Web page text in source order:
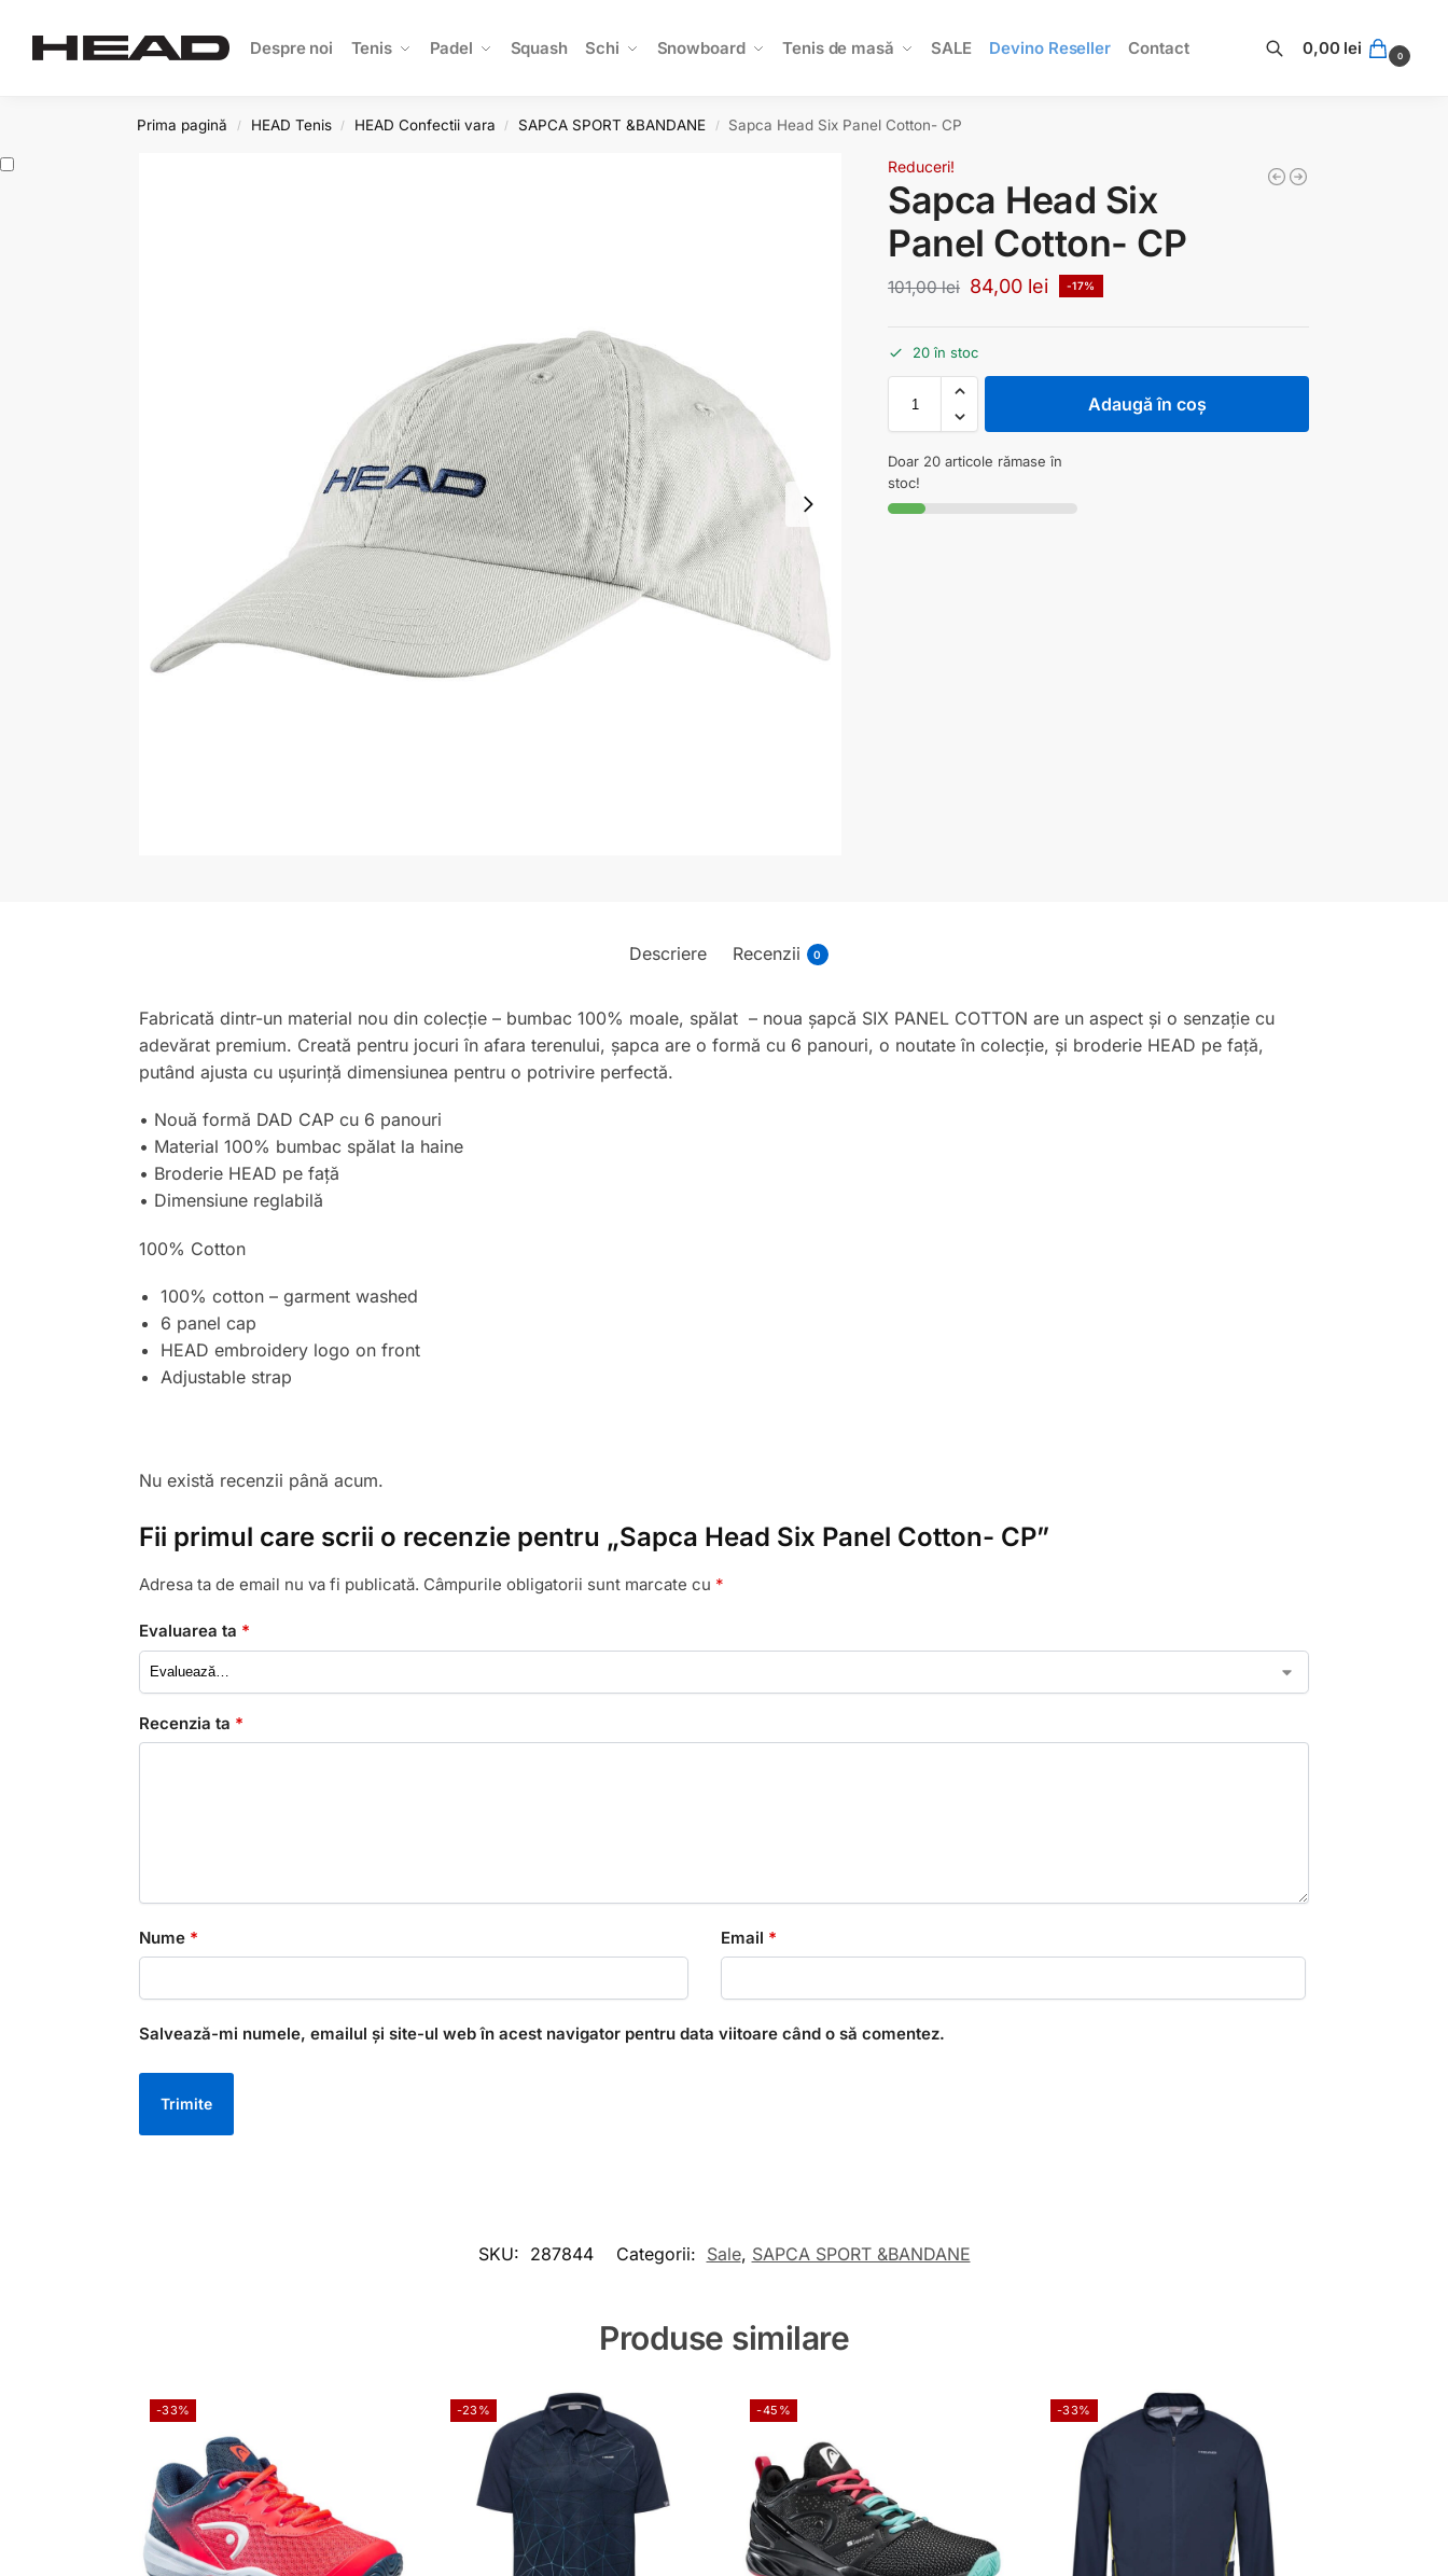
Despre noi Tenis Padel Squash Schi Snowboard Tenis de masă SALE Devino Reseller Contact
Search
0,00 lei 0
Prima pagină / HEAD Tenis / HEAD Confectii vara / SAPCA SPORT &BANDANE / Sapca Head Six Panel Cotton- CP
Reduceri!
Sapca Head Six
Panel Cotton- CP
101,00lei 84,00 lei -17%
20 în stoc
Adaugă în coș
Doar 20 articole rămase în
stoc!
Descriere Recenzii 0
Fabricată dintr-un material nou din colecție – bumbac 100% moale, spălat – noua șapcă SIX PANEL COTTON are un aspect și o senzație cu
adevărat premium. Creată pentru jocuri în afara terenului, șapca are o formă cu 6 panouri, o noutate în colecție, și broderie HEAD pe față,
putând ajusta cu ușurință dimensiunea pentru o potrivire perfectă.
• Nouă formă DAD CAP cu 6 panouri
• Material 100% bumbac spălat la haine
• Broderie HEAD pe față
• Dimensiune reglabilă
100% Cotton
100% cotton – garment washed
6 panel cap
HEAD embroidery logo on front
Adjustable strap
Nu există recenzii până acum.
Fii primul care scrii o recenzie pentru „Sapca Head Six Panel Cotton- CP”
Adresa ta de email nu va fi publicată. Câmpurile obligatorii sunt marcate cu *
Evaluarea ta *
Recenzia ta *
Nume * Email *
Salvează-mi numele, emailul și site-ul web în acest navigator pentru data viitoare când o să comentez.
SKU: 287844 Categorii: Sale, SAPCA SPORT &BANDANE
Produse similare
-33% -23% -45% -33%